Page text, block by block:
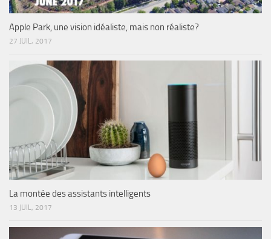
Apple Park, une vision idéaliste, mais non réaliste?
27 JUIL, 2017
La montée des assistants intelligents
13 JUIL, 2017